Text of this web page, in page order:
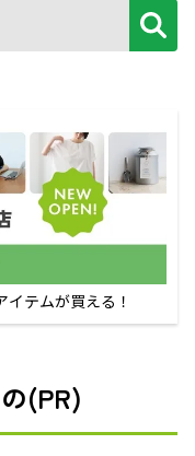
テムが買える！
(PR)